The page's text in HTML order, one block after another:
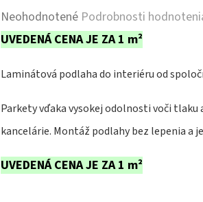
Priemerné
hodnotenie
0,0
z
5
hviezdičiek.
Neohodnotené Podrobnosti
UVEDENÁ CENA JE ZA 1 m²
Laminátová podlaha do interiéru od
Parkety vďaka vysokej odolnosti voči
kancelárie. Montáž podlahy bez lepenia a
UVEDENÁ CENA JE ZA 1 m²